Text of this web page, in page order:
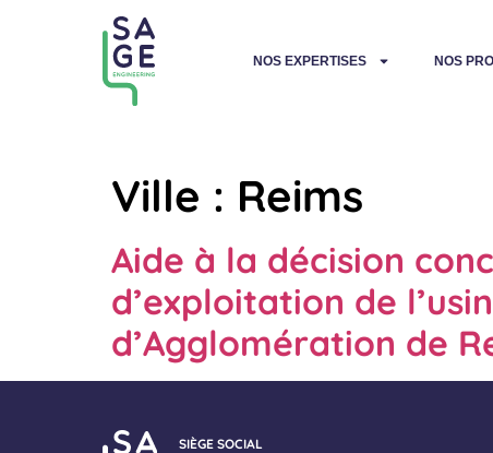
NOS EXPERTISES NOS
Ville : Reims
Aide à la décision
d’exploitation de
d’Agglomération de
SIÈGE SOCIAL